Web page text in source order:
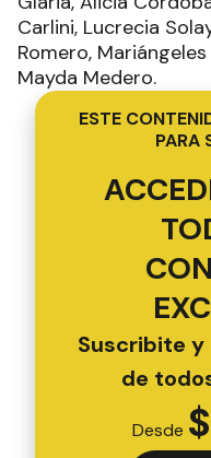
Carlini, Lucrecia
Romero,
Mayda Medero.
ESTE
PARA
Suscribite
de
Desde $